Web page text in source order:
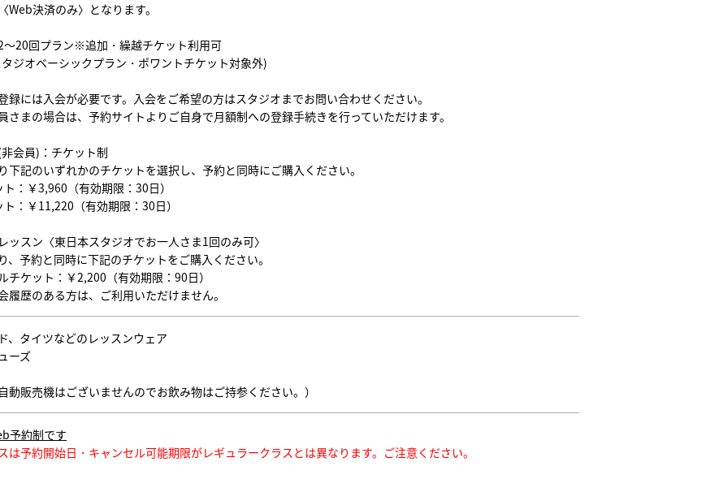
Web決済のみ〉となります。
20回プラン※追加・繰越チケット利用可
ジオベーシックプラン・ポワントチケット対象外)
録には入会が必要です。入会をご希望の方はスタジオまでお問い合わせください。
さまの場合は、予約サイトよりご自身で月額制への登録手続きを行っていただけます。
会員)：チケット制
下記のいずれかのチケットを選択し、予約と同時にご購入ください。
ト：￥3,960（有効期限：30日）
ト：￥11,220（有効期限：30日）
ッスン〈東日本スタジオでお一人さま1回のみ可〉
、予約と同時に下記のチケットをご購入ください。
チケット：￥2,200（有効期限：90日）
履歴のある方は、ご利用いただけません。
、タイツなどのレッスンウェア
ーズ
動販売機はございませんのでお飲み物はご持参ください。）
予約制です
は予約開始日・キャンセル可能期限がレギュラークラスとは異なります。ご注意ください。